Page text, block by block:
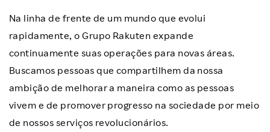
Na linha de frente de um mundo que evolui
rapidamente, o Grupo Rakuten expande
continuamente suas operações para novas áreas.
Buscamos pessoas que compartilhem da nossa
ambição de melhorar a maneira como as pessoas
vivem e de promover progresso na sociedade por meio
de nossos serviços revolucionários.